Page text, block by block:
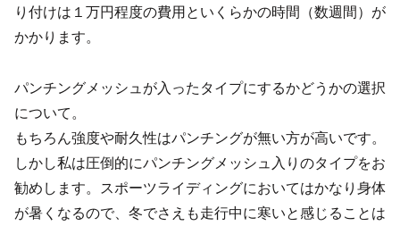
り付けは１万円程度の費用といくらかの時間（数週間）が
かかります。
パンチングメッシュが入ったタイプにするかどうかの選択
について。
もちろん強度や耐久性はパンチングが無い方が高いです。
しかし私は圧倒的にパンチングメッシュ入りのタイプをお
勧めします。スポーツライディングにおいてはかなり身体
が暑くなるので、冬でさえも走行中に寒いと感じることは